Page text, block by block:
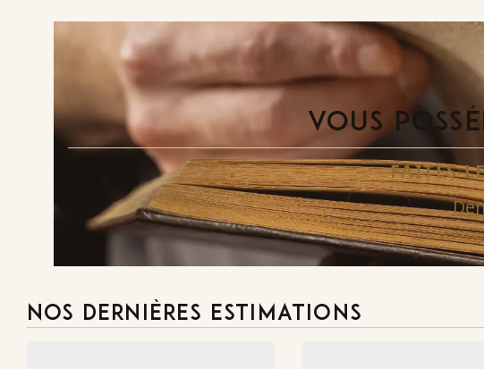
VOUS
FAITES-
NOS DERNIÈRES ESTIMATIONS